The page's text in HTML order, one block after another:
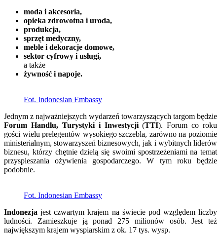
moda i akcesoria,
opieka zdrowotna i uroda,
produkcja,
sprzęt medyczny,
meble i dekoracje domowe,
sektor cyfrowy i usługi,
a także
żywność i napoje.
Fot. Indonesian Embassy
Jednym z najważniejszych wydarzeń towarzyszących targom będzie
Forum Handlu, Turystyki i Inwestycji(TTI). Forum co roku
gości wielu prelegentów wysokiego szczebla, zarówno na poziomie
ministerialnym, stowarzyszeń biznesowych, jak i wybitnych liderów
biznesu, którzy chętnie dzielą się swoimi spostrzeżeniami na temat
przyspieszania ożywienia gospodarczego. W tym roku będzie
podobnie.
Fot. Indonesian Embassy
Indonezja jest czwartym krajem na świecie pod względem liczby
ludności. Zamieszkuje ją ponad 275 milionów osób. Jest też
największym krajem wyspiarskim z ok. 17 tys. wysp.